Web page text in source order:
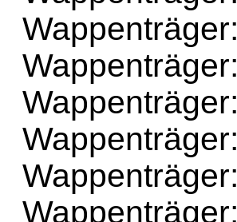
Wappenträger:
Wappenträger:
Wappenträger:
Wappenträger:
Wappenträger:
Wappenträger: